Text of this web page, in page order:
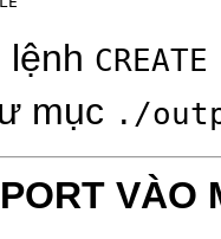
lệnh
mục ./
VÀO